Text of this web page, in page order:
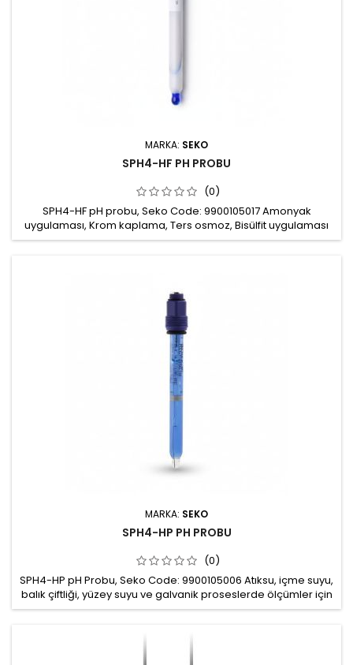
MARKA: SEKO
SPH4-HF PH PROBU
(0)
SPH4-HF pH probu, Seko Code: 9900105017 Amonyak
uygulaması, Krom kaplama, Ters osmoz, Bisülfit uygulaması
ve Galvanik süreçlerde ölçümler için kullanılabilir Ölçüm
MARKA: SEKO
SPH4-HP PH PROBU
(0)
SPH4-HP pH Probu, Seko Code: 9900105006 Atıksu, içme suyu,
balık çiftliği, yüzey suyu ve galvanik proseslerde ölçümler için
kullanılabilir. Ölçüm aralığı: pH 0÷14 Çalışma basıncı: 0..6 bar
iletkenliği: 2 μS/cm Gövde: Cam Bağlantı: S7 Mekanik
montaj: PG13,5 mm Kablo haricen satılır: 5m, 10m ya da 20m